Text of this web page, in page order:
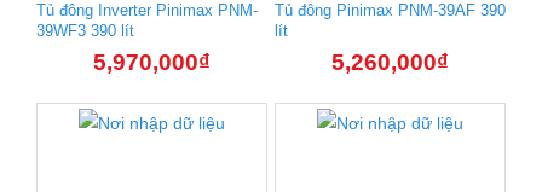
Tủ đông Inverter Pinimax PNM-
39WF3 390 lít
5,970,000₫
Tủ đông Pinimax PNM-39AF 390
lít
5,260,000₫